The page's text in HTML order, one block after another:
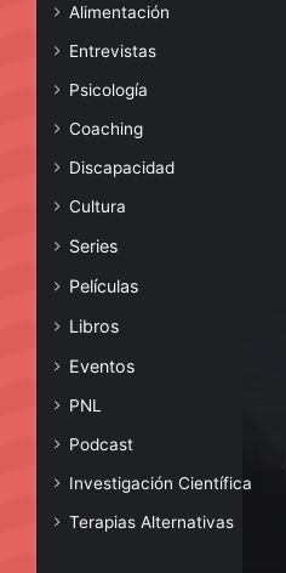
Alimentación
Entrevistas
Psicología
Coaching
Discapacidad
Cultura
Series
Películas
Libros
Eventos
PNL
Podcast
Investigación Científica
Terapias Alternativas